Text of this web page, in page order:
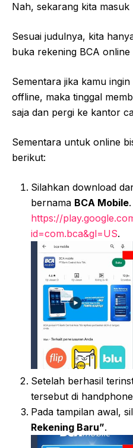
Nah, sekarang kita masuk
Sesuai judulnya, kita
buka rekening BCA online
Sementara jika kamu
offline, maka tinggal
saja dan pergi ke kantor
Sementara untuk online
berikut:
Silahkan download
bernama BCA Mobile
https://
id=com.bca&gl=US.
Setelah berhasil
tersebut di
Pada tampilan awal,
Rekening Baru”.